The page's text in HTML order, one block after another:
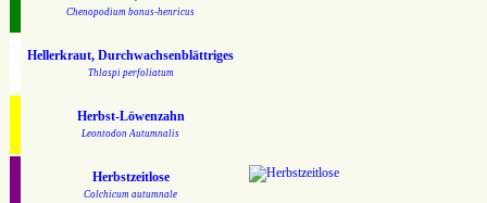
Chenopodium bonus-henricus
Hellerkraut, Durchwachsenblättriges
Thlaspi perfoliatum
Herbst-Löwenzahn
Leontodon Autumnalis
Herbstzeitlose
Colchicum autumnale